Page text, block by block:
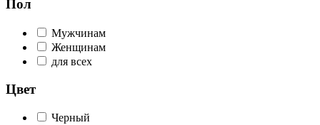
Пол
Мужчинам
Женщинам
для всех
Цвет
Черный